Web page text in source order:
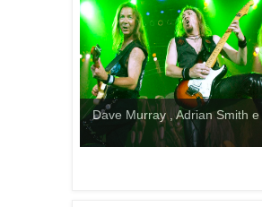
Dave Murray , Adrian Smith e